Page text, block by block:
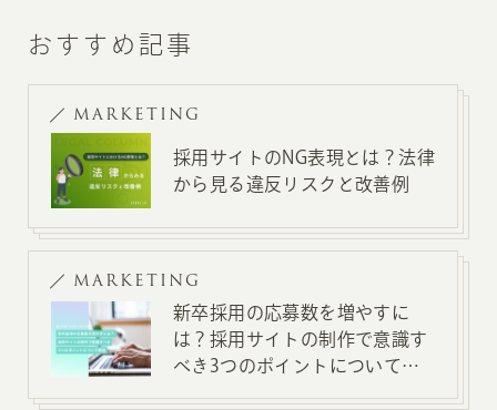
おすすめ記事
MARKETING
採用サイトのNG表現とは？法律
から見る違反リスクと改善例
MARKETING
新卒採用の応募数を増やすに
は？採用サイトの制作で意識す
べき3つのポイントについて解